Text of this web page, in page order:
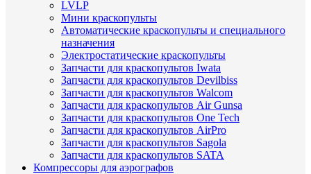
LVLP
Мини краскопульты
Автоматические краскопульты и специального
назначения
Электростатические краскопульты
Запчасти для краскопультов Iwata
Запчасти для краскопультов Devilbiss
Запчасти для краскопультов Walcom
Запчасти для краскопультов Air Gunsa
Запчасти для краскопультов One Tech
Запчасти для краскопультов AirPro
Запчасти для краскопультов Sagola
Запчасти для краскопультов SATA
Компрессоры для аэрографов